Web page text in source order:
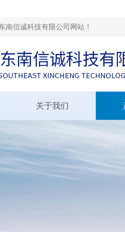
南信诚科技有限公司网站！
关于我们